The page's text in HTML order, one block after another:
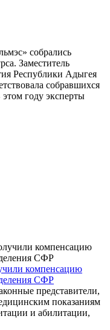
собрались
Заместитель
Республики Адыгея
собравшихся
году эксперты
компенсацию
СФР
представители,
показаниям
и абилитации,